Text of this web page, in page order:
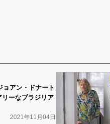
アン・ドナート
リーなブラジリア
2021年11月04日